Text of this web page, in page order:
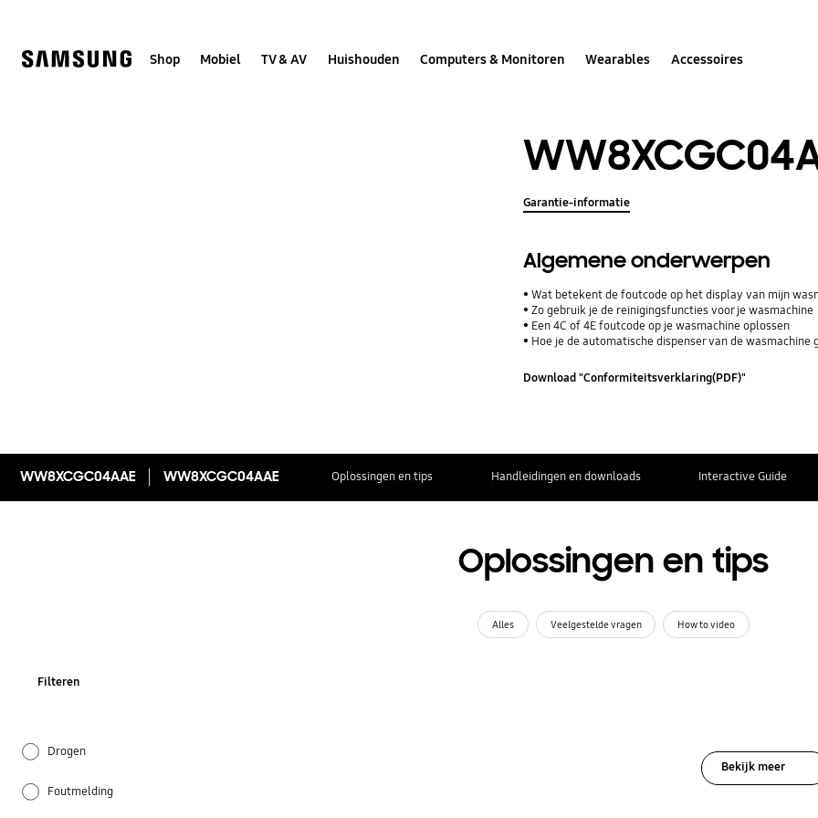
Shop Mobiel TV & AV Huishouden Computers & Monitoren Wearables Accessoires
Garantie-informatie
Algemene onderwerpen
Wat betekent de foutcode op het display van mijn
Zo gebruik je de reinigingsfuncties voor je wasmachine
Een 4C of 4E foutcode op je wasmachine oplossen
Hoe je de automatische dispenser van de wasmachine
Download "Conformiteitsverklaring(PDF)"
WW8XCGC04AAE WW8XCGC04AAE Oplossingen en tips Handleidingen en downloads Interactive Guide
Oplossingen en tips
Alles Veelgestelde vragen How to video
Filteren
Drogen
Foutmelding
Bekijk meer